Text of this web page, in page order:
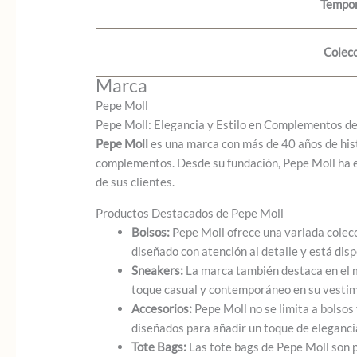
Marca
Pepe Moll
Pepe Moll: Elegancia y Estilo en Complementos
Pepe Molles una marca con más de 40 años de
complementos. Desde su fundación, Pepe Moll
de sus clientes.
Productos Destacados de Pepe Moll
Bolsos: Pepe Moll ofrece una variada
diseñado con atención al detalle y está
Sneakers: La marca también destaca en el
toque casual y contemporáneo en su
Accesorios: Pepe Moll no se limita a
diseñados para añadir un toque de
Tote Bags: Las tote bags de Pepe Moll